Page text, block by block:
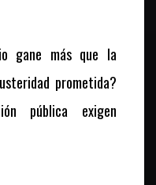
gane más que la
prometida?
pública exigen